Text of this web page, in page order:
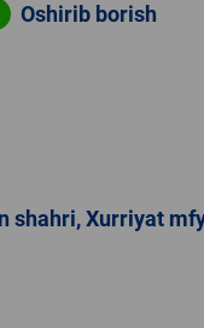
Oshirib borish
shahri, Xurriyat